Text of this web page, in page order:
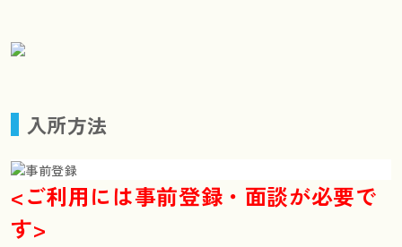
入所方法
<ご利用には事前登録・ 面談が必要で
す>